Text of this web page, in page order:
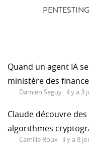
Quand un agent IA
ministère des
Damien Seguy il y a 3
Claude découvre
algorithmes
Camille Roux il y a 8